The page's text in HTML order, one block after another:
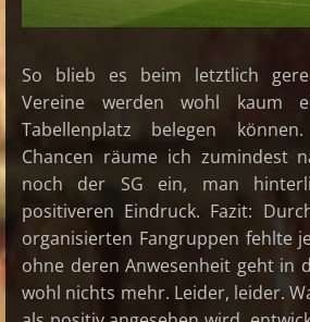
So blieb es beim letztlich
Vereine werden wohl kaum
Tabellenplatz belegen
Chancen räume ich zumindest
noch der SG ein, man
positiveren Eindruck. Fazit:
organisierten Fangruppen fehlte
ohne deren Anwesenheit geht in
wohl nichts mehr. Leider, leider.